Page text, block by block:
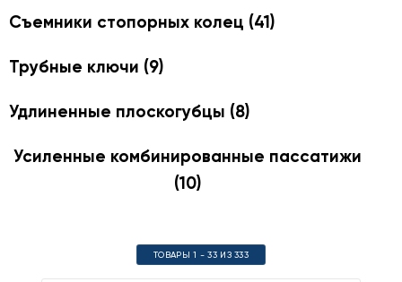
Съемники стопорных колец (41)
Трубные ключи (9)
Удлиненные плоскогубцы (8)
Усиленные комбинированные пассатижи
(10)
ТОВАРЫ 1 - 33 ИЗ 333